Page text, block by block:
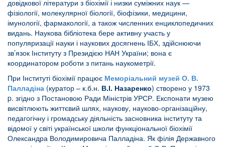
довідкової літератури з біохімії і низки суміжних наук —
фізіології, молекулярної біології, біофізики, медицини,
імунології, фармакології, а також численних енциклопедичних
видань. Наукова бібліотека бере активну участь у
популяризації науки і наукових досягнень ІБХ, здійснюючи
зв’язок Інституту з Президією НАН України; вона є
координатором роботи з питань наукометрії.
При Інституті біохімії працює Меморіальний музей О. В.
Палладіна (куратор – к.б.н. В.І. Назаренко) створено у 1973
p. згідно з Постановою Ради Міністрів УРСР. Експонати музею
висвітлюють життєвий шлях, наукову, науково-організаційну,
педагогічну і громадську діяльність засновника інституту та
відомої у світі української школи функціональної біохімії
Олександра Володимировича Палладіна. Як філія Державного